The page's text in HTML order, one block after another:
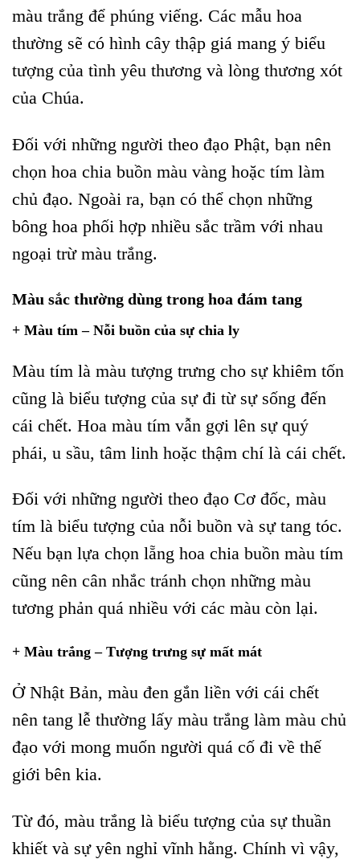
màu trắng để phúng viếng. Các mẫu hoa
thường sẽ có hình cây thập giá mang ý biểu
tượng của tình yêu thương và lòng thương xót
của Chúa.
Đối với những người theo đạo Phật, bạn nên
chọn hoa chia buồn màu vàng hoặc tím làm
chủ đạo. Ngoài ra, bạn có thể chọn những
bông hoa phối hợp nhiều sắc trầm với nhau
ngoại trừ màu trắng.
Màu sắc thường dùng trong hoa đám tang
+ Màu tím – Nỗi buồn của sự chia ly
Màu tím là màu tượng trưng cho sự khiêm tốn
cũng là biểu tượng của sự đi từ sự sống đến
cái chết. Hoa màu tím vẫn gợi lên sự quý
phái, u sầu, tâm linh hoặc thậm chí là cái chết.
Đối với những người theo đạo Cơ đốc, màu
tím là biểu tượng của nỗi buồn và sự tang tóc.
Nếu bạn lựa chọn lẵng hoa chia buồn màu tím
cũng nên cân nhắc tránh chọn những màu
tương phản quá nhiều với các màu còn lại.
+ Màu trắng – Tượng trưng sự mất mát
Ở Nhật Bản, màu đen gắn liền với cái chết
nên tang lễ thường lấy màu trắng làm màu chủ
đạo với mong muốn người quá cố đi về thế
giới bên kia.
Từ đó, màu trắng là biểu tượng của sự thuần
khiết và sự yên nghỉ vĩnh hằng. Chính vì vậy,